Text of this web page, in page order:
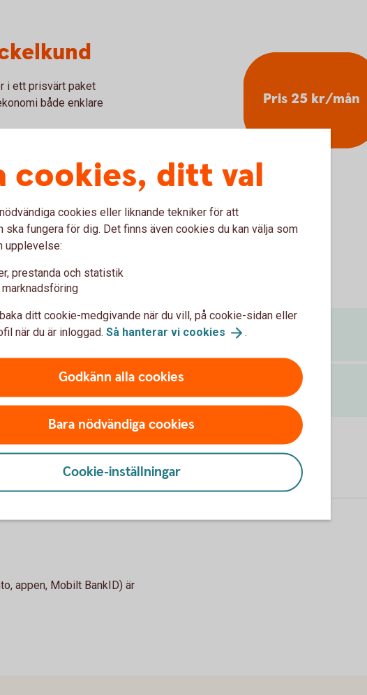
i ett prisvärt paket
både enklare
som kostar mer
och
på flera typer av
bättre rustad i
Pris 25 kr/mån
Tillbaka
Tillbaka
appen, Mobilt BankID) är
cookies, ditt val
cookies eller liknande tekniker för att
ska fungera för dig. Det finns även cookies du kan välja som
upplevelse:
prestanda och statistik
marknadsföring
ditt cookie-medgivande när du vill, på cookie-sidan eller
när du är inloggad. Så hanterar vi cookies .
Godkänn alla cookies
Bara nödvändiga cookies
Cookie-inställningar